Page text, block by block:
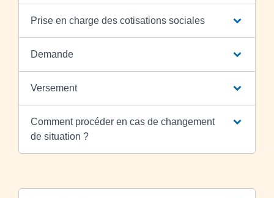
Prise en charge des cotisations sociales
Demande
Versement
Comment procéder en cas de changement
de situation ?